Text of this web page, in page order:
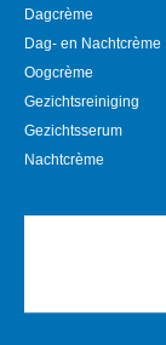
Dagcrème
Dag- en Nachtcrème
Oogcrème
Gezichtsreiniging
Gezichtsserum
Nachtcrème